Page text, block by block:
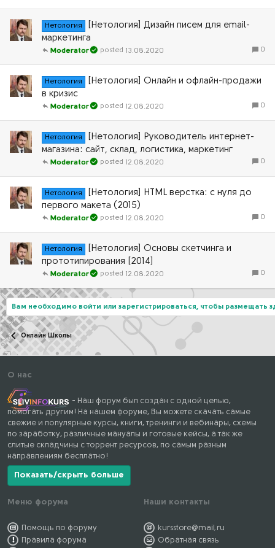
Нетология
[Нетология] Дизайн писем для email-
маркетинга
0
13.08.2020
Moderator
Нетология
[Нетология] Онлайн и офлайн-продажи
в кризис
0
12.08.2020
Moderator
Нетология
[Нетология] Руководитель интернет-
магазина: сайт, склад, логистика, маркетинг
0
12.08.2020
Moderator
Нетология
[Нетология] HTМL версткa: с нуля до
первого макета (2015)
0
12.08.2020
Moderator
Нетология
[Нетология] Основы скетчинга и
прототипирования [2014]
0
12.08.2020
Moderator
Вам необходимо войти или зарегистрироваться, чтобы размещать
Онлайн Школы
О нас
- Наш форум был создан с одной целью,
помогать другим! На нашем форуме, Вы можете скачать самые
свежие и популярные курсы, книги, тренинги и вебинары, схемы
по заработку, различные мануалы и готовые кейсы, а так же
слитые складчины с торрент ресурсов, по самым разным
направлениям бесплатно!
Показать/скрыть больше
Меню форума
Помощь по форуму
Правила форума
Наши контакты
kursstore@mail.ru
Обратная связь